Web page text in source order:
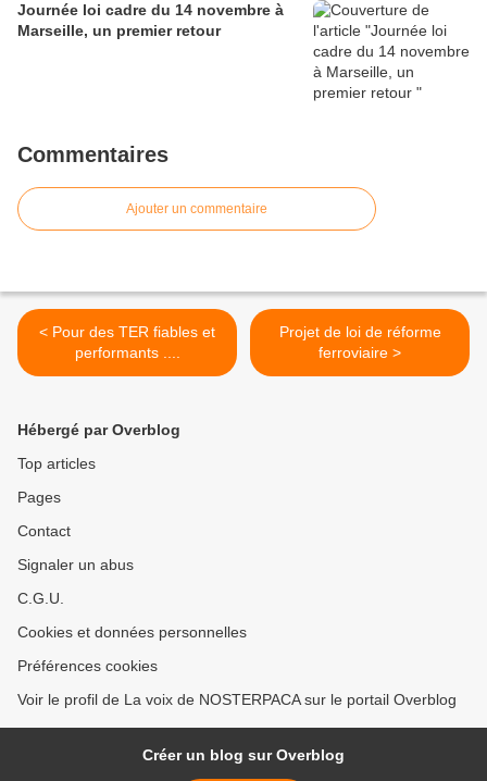
Journée loi cadre du 14 novembre à
Marseille, un premier retour
Commentaires
Ajouter un commentaire
< Pour des TER fiables et
performants ....
Projet de loi de réforme
ferroviaire >
Hébergé par Overblog
Top articles
Pages
Contact
Signaler un abus
C.G.U.
Cookies et données personnelles
Préférences cookies
Voir le profil de La voix de NOSTERPACA sur le portail Overblog
Créer un blog sur Overblog